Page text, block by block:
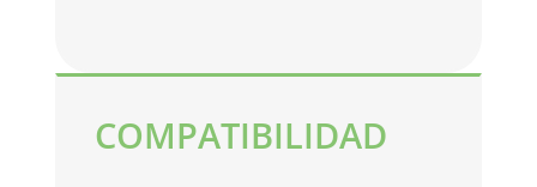
COMPATIBILIDAD